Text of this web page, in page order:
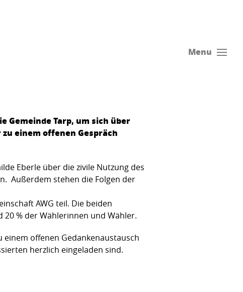
Menu
Gemeinde Tarp, um sich über
einem offenen Gespräch
Eberle über die zivile Nutzung des
Außerdem stehen die Folgen der
AWG teil. Die beiden
% der Wählerinnen und Wähler.
offenen Gedankenaustausch
herzlich eingeladen sind.